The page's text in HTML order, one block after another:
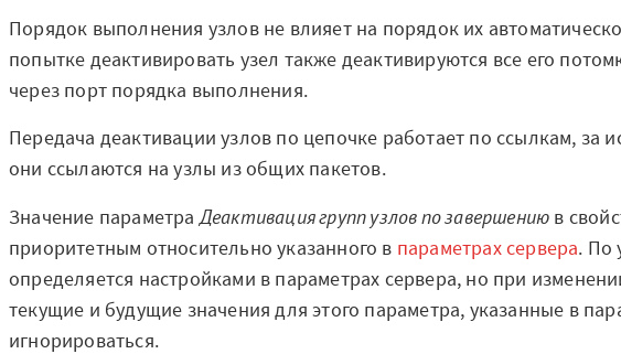
Порядок выполнения узлов не влияет на порядок их
попытке деактивировать узел также деактивируются все его
через порт порядка выполнения.
Передача деактивации узлов по цепочке работает по ссылкам, за
они ссылаются на узлы из общих пакетов.
Значение параметра Деактивация групп узлов по завершению в
приоритетным относительно указанного в параметрах сервера. По
определяется настройками в параметрах сервера, но при
текущие и будущие значения для этого параметра, указанные в
игнорироваться.